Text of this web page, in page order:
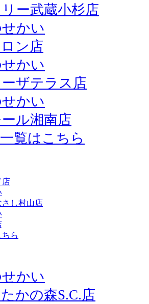
ー武蔵小杉店
かい
ン店
かい
ザテラス店
かい
ル湘南店
覧はこちら
店
さし村山店
ら
かい
かの森S.C.店